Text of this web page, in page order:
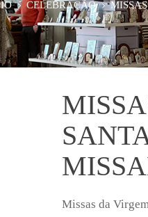
CELEBRAÇÃO
Missas da